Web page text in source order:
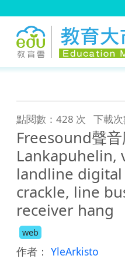
點閱數：428 次 下載
Freesound聲音
Lankapuhelin,
landline
crackle, line
receiver hang
web
作者： YleArkisto